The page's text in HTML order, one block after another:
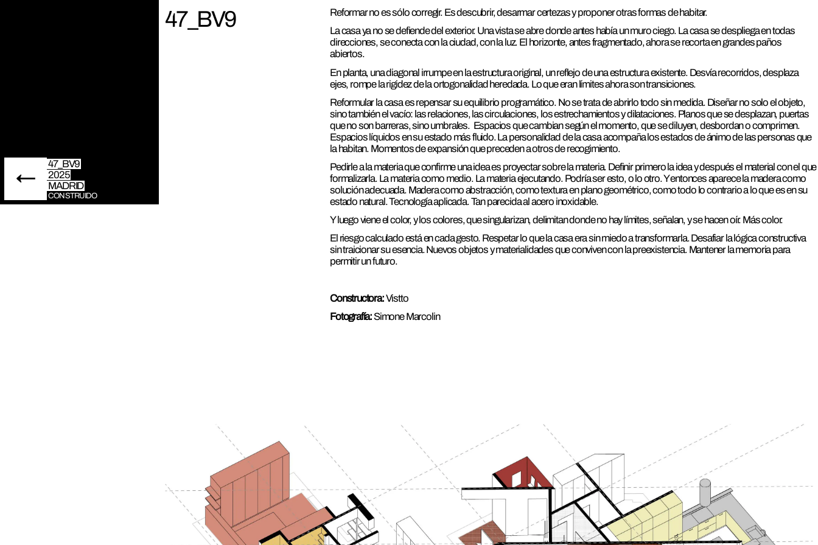
47_BV9
2025
MADRID
CONSTRUIDO
47_BV9
Reformar no es sólo corregir. Es descubrir, desarmar certezas y proponer otras formas de habitar.
La casa ya no se defiende del exterior. Una vista se abre donde antes había un muro ciego. La casa se despliega en todas
direcciones, se conecta con la ciudad, con la luz. El horizonte, antes fragmentado, ahora se recorta en grandes paños
abiertos.
En planta, una diagonal irrumpe en la estructura original, un reflejo de una estructura existente. Desvía recorridos, desplaza
ejes, rompe la rigidez de la ortogonalidad heredada. Lo que eran límites ahora son transiciones.
Reformular la casa es repensar su equilibrio programático. No se trata de abrirlo todo sin medida. Diseñar no solo el objeto,
sino también el vacío: las relaciones, las circulaciones, los estrechamientos y dilataciones. Planos que se desplazan, puertas
que no son barreras, sino umbrales. Espacios que cambian según el momento, que se diluyen, desbordan o comprimen.
Espacios líquidos en su estado más fluido. La personalidad de la casa acompaña los estados de ánimo de las personas que
la habitan. Momentos de expansión que preceden a otros de recogimiento.
Pedirle a la materia que confirme una idea es proyectar sobre la materia. Definir primero la idea y después el material con el que
formalizarla. La materia como medio. La materia ejecutando. Podría ser esto, o lo otro. Y entonces aparece la madera como
solución adecuada. Madera como abstracción, como textura en plano geométrico, como todo lo contrario a lo que es en su
estado natural. Tecnología aplicada. Tan parecida al acero inoxidable.
Y luego viene el color, y los colores, que singularizan, delimitan donde no hay límites, señalan, y se hacen oír. Más color.
El riesgo calculado está en cada gesto. Respetar lo que la casa era sin miedo a transformarla. Desafiar la lógica constructiva
sin traicionar su esencia. Nuevos objetos y materialidades que conviven con la preexistencia. Mantener la memoria para
permitir un futuro.
Constructora:Vistto
Fotografía: Simone Marcolin